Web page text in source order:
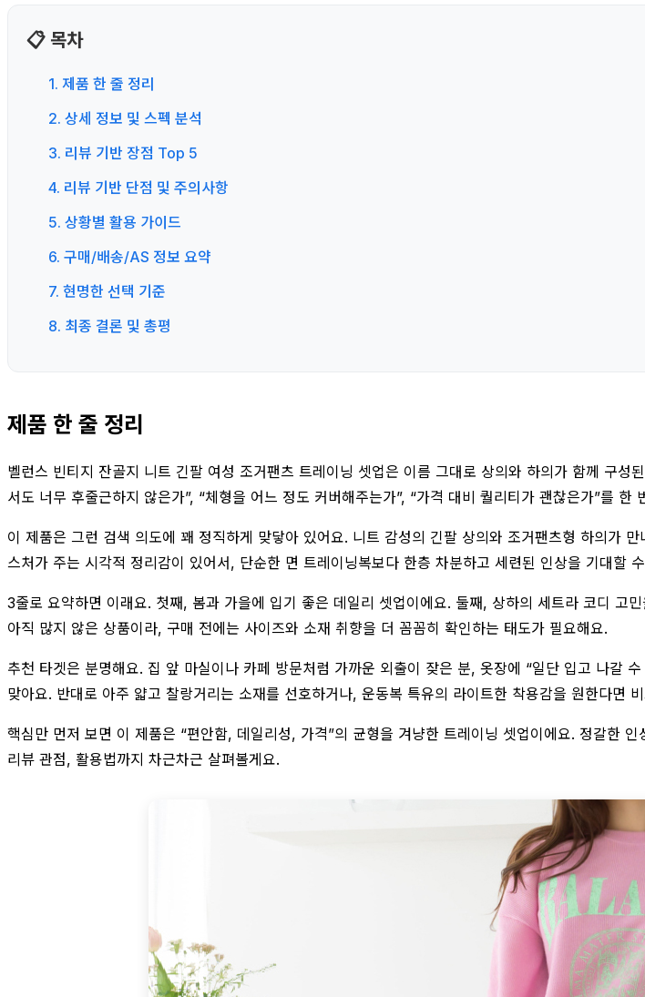
📋 목차
1. 제품 한 줄 정리
2. 상세 정보 및 스펙 분석
3. 리뷰 기반 장점 Top 5
4. 리뷰 기반 단점 및 주의사항
5. 상황별 활용 가이드
6. 구매/배송/AS 정보 요약
7. 현명한 선택 기준
8. 최종 결론 및 총평
제품 한 줄 정리
벨런스 빈티지 잔골지 니트 긴팔 여성 조거팬츠 트레이닝 셋업은 이름 그대로 상의와 하의가 함께 구
서도 너무 후줄근하지 않은가”, “체형을 어느 정도 커버해주는가”, “가격 대비 퀄리티가 괜찮은가”를 한
이 제품은 그런 검색 의도에 꽤 정직하게 맞닿아 있어요. 니트 감성의 긴팔 상의와 조거팬츠형 하의가
스처가 주는 시각적 정리감이 있어서, 단순한 면 트레이닝복보다 한층 차분하고 세련된 인상을 기대할
3줄로 요약하면 이래요. 첫째, 봄과 가을에 입기 좋은 데일리 셋업이에요. 둘째, 상하의 세트라 코디
아직 많지 않은 상품이라, 구매 전에는 사이즈와 소재 취향을 더 꼼꼼히 확인하는 태도가 필요해요.
추천 타겟은 분명해요. 집 앞 마실이나 카페 방문처럼 가까운 외출이 잦은 분, 옷장에 “일단 입고 나갈
맞아요. 반대로 아주 얇고 찰랑거리는 소재를 선호하거나, 운동복 특유의 라이트한 착용감을 원한다면
핵심만 먼저 보면 이 제품은 “편안함, 데일리성, 가격”의 균형을 겨냥한 트레이닝 셋업이에요. 정갈한
리뷰 관점, 활용법까지 차근차근 살펴볼게요.